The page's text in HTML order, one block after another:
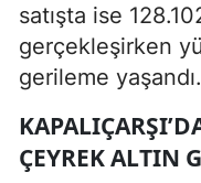
satışta ise
gerçekleşirken
gerileme yaşandı.
ÇEYREK ALTIN